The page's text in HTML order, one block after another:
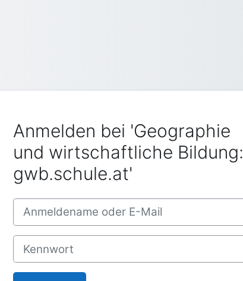
Anmelden bei 'Geographie
und wirtschaftliche Bildung:
gwb.schule.at'
Anmeldename oder E-Mail
Kennwort